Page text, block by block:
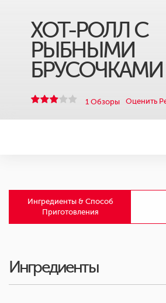
ХОТ-РОЛЛ С
РЫБНЫМИ
БРУСОЧКАМИ
1 Обзоры Оценить
Ингредиенты & Способ
Приготовления
Ингредиенты